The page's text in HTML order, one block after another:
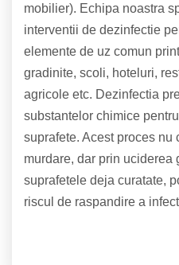
mobilier). Echipa noastra
interventii de dezinfectie
elemente de uz comun
gradinite, scoli, hoteluri,
agricole etc. Dezinfectia
substantelor chimice
suprafete. Acest proces nu
murdare, dar prin uciderea
suprafetele deja curatate,
riscul de raspandire a